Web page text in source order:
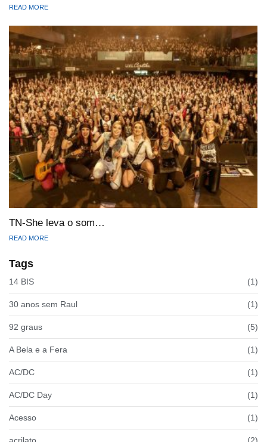
READ MORE
TN-She leva o som…
READ MORE
Tags
14 BIS (1)
30 anos sem Raul (1)
92 graus (5)
A Bela e a Fera (1)
AC/DC (1)
AC/DC Day (1)
Acesso (1)